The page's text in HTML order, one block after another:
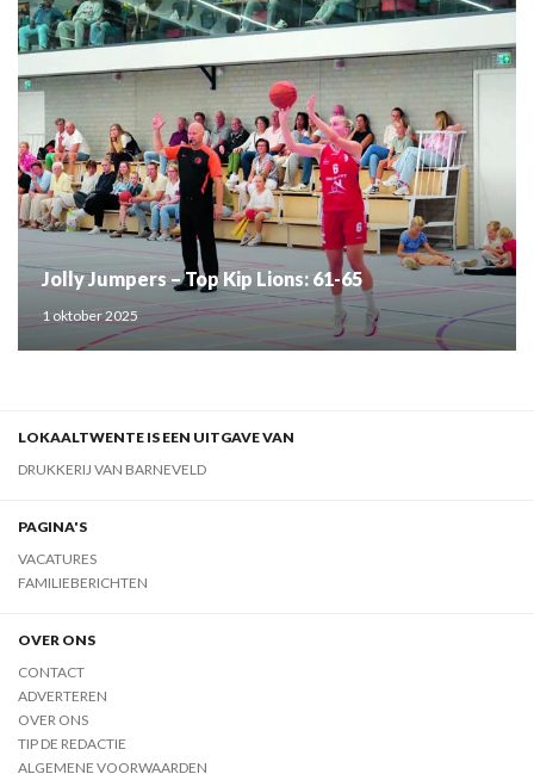
Jolly Jumpers – Top Kip Lions: 61-65
1 oktober 2025
LOKAALTWENTE IS EEN UITGAVE VAN
DRUKKERIJ VAN BARNEVELD
PAGINA'S
VACATURES
FAMILIEBERICHTEN
OVER ONS
CONTACT
ADVERTEREN
OVER ONS
TIP DE REDACTIE
ALGEMENE VOORWAARDEN